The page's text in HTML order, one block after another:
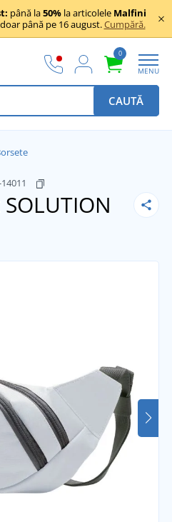
până la50% la articolele Malfini
până pe 16 august.Cumpără.
0
MENU
CAUTĂ